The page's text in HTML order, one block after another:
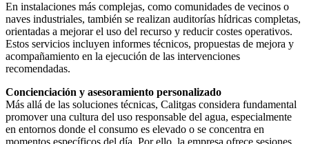
En instalaciones más complejas, como comunidades de vecinos o
naves industriales, también se realizan auditorías hídricas completas,
orientadas a mejorar el uso del recurso y reducir costes operativos.
Estos servicios incluyen informes técnicos, propuestas de mejora y
acompañamiento en la ejecución de las intervenciones
recomendadas.
Concienciación y asesoramiento personalizado
Más allá de las soluciones técnicas, Calitgas considera fundamental
promover una cultura del uso responsable del agua, especialmente
en entornos donde el consumo es elevado o se concentra en
momentos específicos del día. Por ello, la empresa ofrece sesiones